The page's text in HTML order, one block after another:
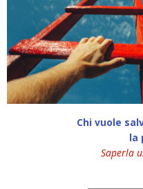
Chi vuole
la
Saperla